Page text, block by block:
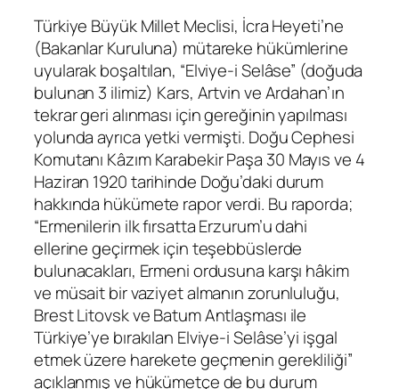
Türkiye Büyük Millet Meclisi, İcra Heyeti’ne
(Bakanlar Kuruluna) mütareke hükümlerine
uyularak boşaltılan, “Elviye-i Selâse” (doğuda
bulunan 3 ilimiz) Kars, Artvin ve Ardahan’ın
tekrar geri alınması için gereğinin yapılması
yolunda ayrıca yetki vermişti. Doğu Cephesi
Komutanı Kâzım Karabekir Paşa 30 Mayıs ve 4
Haziran 1920 tarihinde Doğu’daki durum
hakkında hükümete rapor verdi. Bu raporda;
“Ermenilerin ilk fırsatta Erzurum’u dahi
ellerine geçirmek için teşebbüslerde
bulunacakları, Ermeni ordusuna karşı hâkim
ve müsait bir vaziyet almanın zorunluluğu,
Brest Litovsk ve Batum Antlaşması ile
Türkiye’ye bırakılan Elviye-i Selâse’yi işgal
etmek üzere harekete geçmenin gerekliliği”
açıklanmış ve hükümetçe de bu durum